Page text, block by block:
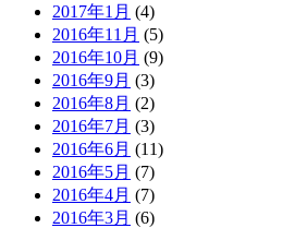
2017年1月 (4)
2016年11月 (5)
2016年10月 (9)
2016年9月 (3)
2016年8月 (2)
2016年7月 (3)
2016年6月 (11)
2016年5月 (7)
2016年4月 (7)
2016年3月 (6)